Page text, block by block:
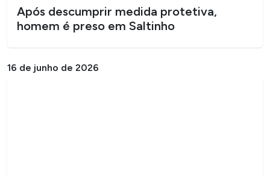
Após descumprir medida protetiva,
homem é preso em Saltinho
16 de junho de 2026